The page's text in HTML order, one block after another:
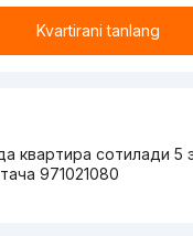
Kvartirani tanlang
квартира сотилади 5
971021080